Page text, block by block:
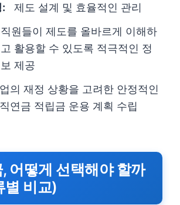
제도 설계 및 효율적인 관리
직원들이 제도를 올바르게 이해하
고 활용할 수 있도록 적극적인 정
보 제공
의 재정 상황을 고려한 안정적인
연금 적립금 운용 계획 수립
어떻게 선택해야 할까
별 비교)